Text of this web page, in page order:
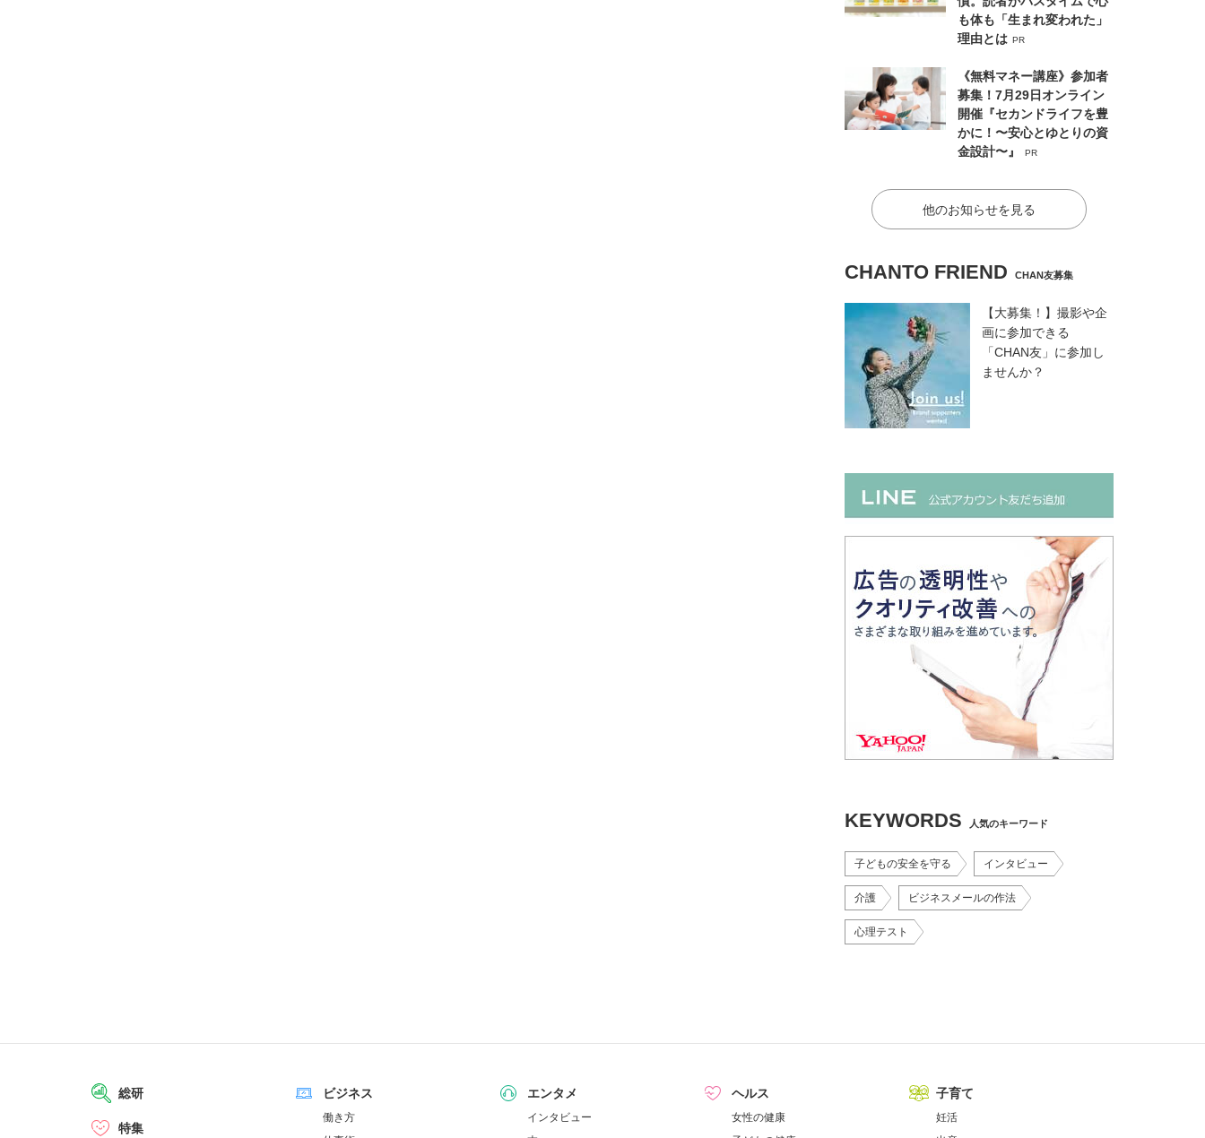
も体も「生まれ変われた」
理由とは PR
《無料マネー講座》参加者
募集！7月29日オンライン
開催『セカンドライフを豊
かに！〜安心とゆとりの資
金設計〜』
PR
他のお知らせを見る
CHANTO FRIEND CHAN友募集
【大募集！】撮影や企
画に参加できる
「CHAN友」に参加し
ませんか？
KEYWORDS 人気のキーワード
子どもの安全を守る インタビュー
介護 ビジネスメールの作法
心理テスト
総研
特集
ビジネス
働き方
エンタメ
インタビュー
ヘルス
女性の健康
子育て
妊活